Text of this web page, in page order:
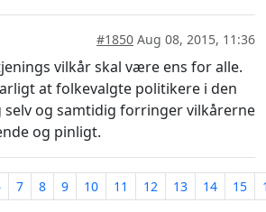
#1850 Aug 08, 2015, 11:36
vilkår skal være ens for alle.
at folkevalgte politikere i den
selv og samtidig forringer vilkårerne
og pinligt.
7 8 9 10 11 12 13 14 15